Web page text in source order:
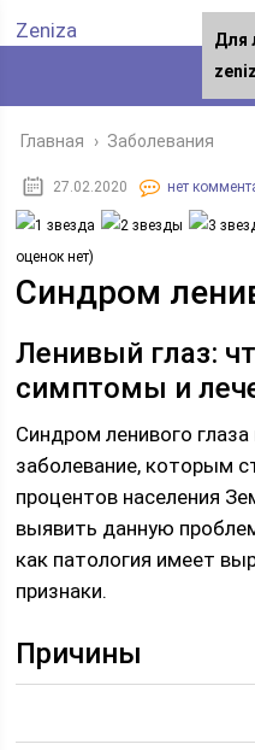
Zeniza
Главная › Заболевания
27.02.2020 нет
оценок нет)
Синдром
Ленивый глаз:
симптомы и
Синдром ленивого
заболевание, которым
процентов населения
выявить данную
как патология имеет
признаки.
Причины
Для